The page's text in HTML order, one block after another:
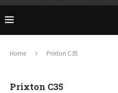
Home Prixton C35
Prixton C35